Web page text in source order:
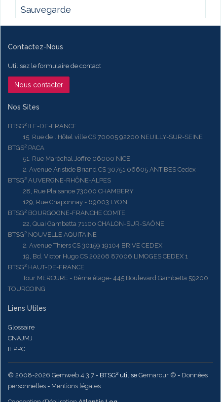
Sauvegarde
Contactez-Nous
Utilisez le formulaire de contact
Nous contacter
Nos Sites
BTSG² ILE-DE-FRANCE
15, Rue de l'Hôtel ville CS 70005 92200 NEUILLY-SUR-SEINE
BTGS² PACA
51, Rue Maréchal Joffre 06000 NICE
2, Avenue Aristide Briand CS 30751 06605 ANTIBES Cedex
BTSG² AUVERGNE-RHÔNE-ALPES
28, Rue Plaisance 73000 CHAMBERY
129, Rue Chaponnay - 69003 LYON
BTSG² BOURGOGNE-FRANCHE COMTE
22, Quai Gambetta 71100 CHALON-SUR-SAÔNE
BTSG² NOUVELLE AQUITAINE
2, Avenue Thiers CS 30159 19104 BRIVE CEDEX
19, Bd. Victor Hugo CS 20206 87006 LIMOGES CEDEX 1
BTSG² HAUT-DE-FRANCE
Tour MERCURE - 6ème étage- 445 Boulevard Gambetta 59200
TOURCOING
Liens Utiles
Glossaire
CNAJMJ
IFPPC
© 2008-2026 Gemweb 4.3.7 - BTSG² utilise Gemarcur © - Données
personnelles - Mentions légales